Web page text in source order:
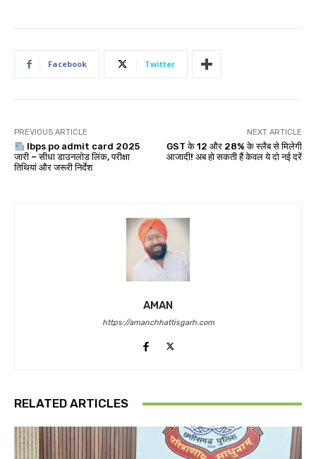
Facebook Twitter
PREVIOUS ARTICLE
Ibps po admit card 2025
जारी – सीधा डाउनलोड लिंक, परीक्षा
तिथियां और जरूरी निर्देश
NEXT ARTICLE
GST के 12 और 28% के स्लैब से मिलेगी
आजादी! अब हो सकती हैं केवल ये दो नई दरें
AMAN
https://amanchhattisgarh.com
RELATED ARTICLES